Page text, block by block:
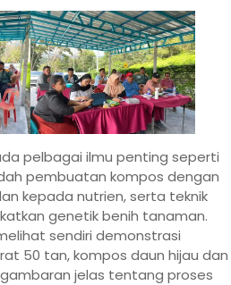
pelbagai ilmu penting seperti
pembuatan kompos dengan
kepada nutrien, serta teknik
genetik benih tanaman.
sendiri demonstrasi
50 tan, kompos daun hijau dan
jelas tentang proses